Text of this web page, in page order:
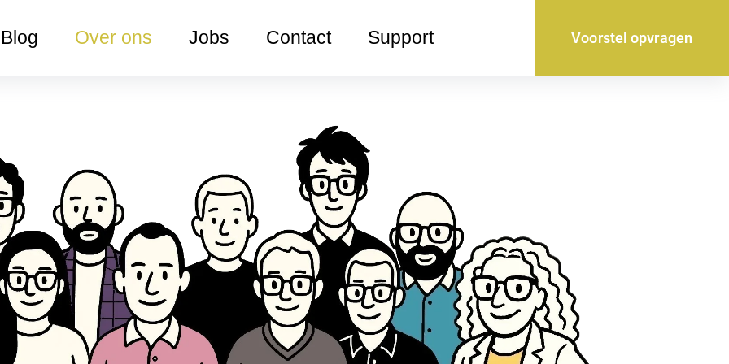
Blog Over ons Jobs Contact Support Voorstel opvragen